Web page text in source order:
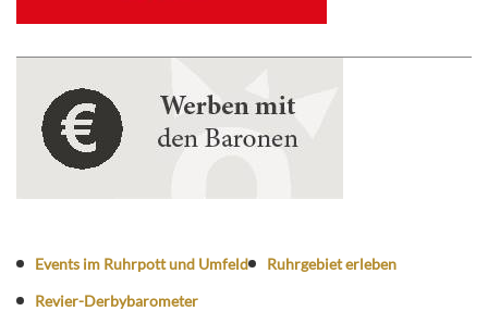
Events im Ruhrpott und Umfeld
Ruhrgebiet erleben
Revier-Derbybarometer